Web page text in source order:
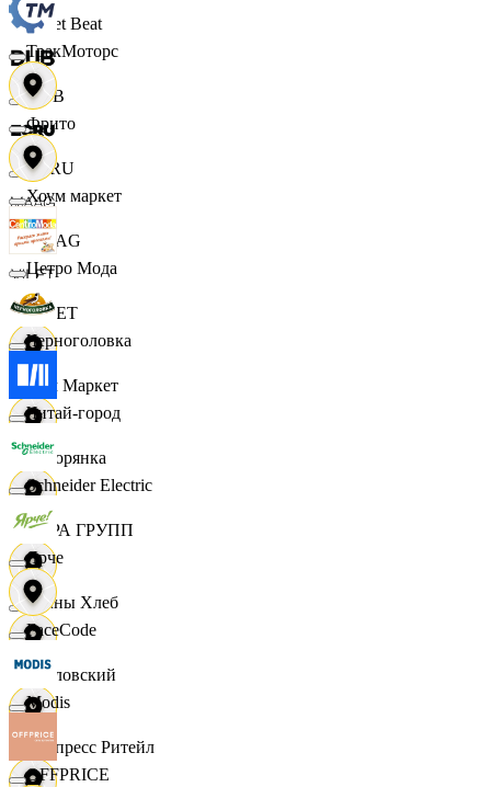
Street Beat
DUB
ECRU
MAAG
VILET
Хом Маркет
Хуторянка
ЦЕРА ГРУПП
Челны Хлеб
Чкаловский
Экспресс Ритейл
ТракМоторс
Фрито
Хоум маркет
Цетро Мода
Черноголовка
Читай-город
Schneider Electric
Ярче
FaceCode
Modis
OFFPRICE